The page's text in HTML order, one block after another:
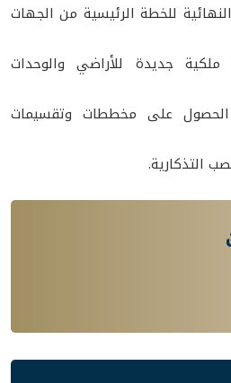
للخطة الرئيسية من الجهات
جديدة للأراضي والوحدات
على مخططات وتقسيمات
التذكارية.